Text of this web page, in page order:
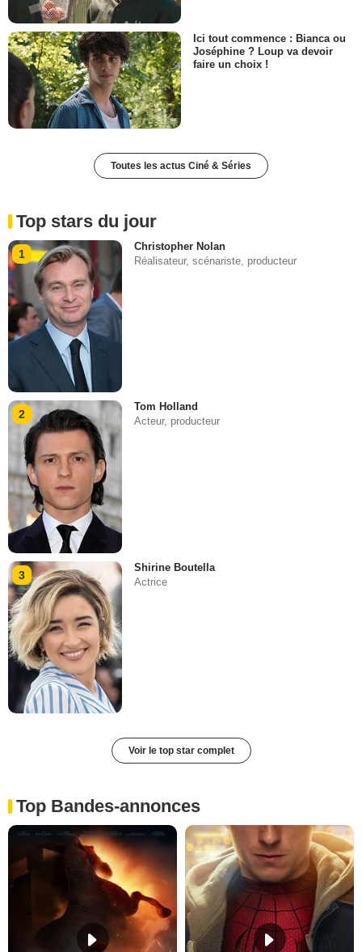
Ici tout commence : Bianca ou
Joséphine ? Loup va devoir
faire un choix !
Toutes les actus Ciné & Séries
Top stars du jour
1
Christopher Nolan
Réalisateur, scénariste, producteur
2
Tom Holland
Acteur, producteur
3
Shirine Boutella
Actrice
Voir le top star complet
Top Bandes-annonces